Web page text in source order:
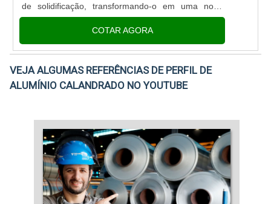
de solidificação, transformando-o em uma nova
peça.A peça de alumínio fundido pode atender as
necessidades de diverso....
COTAR AGORA
VEJA ALGUMAS REFERÊNCIAS DE PERFIL DE
ALUMÍNIO CALANDRADO NO YOUTUBE